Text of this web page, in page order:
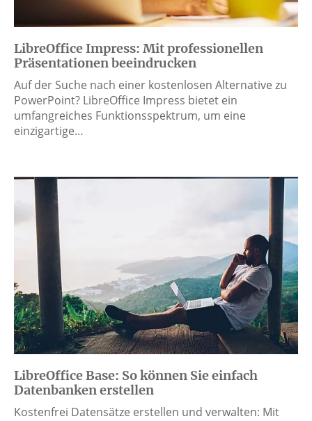
LibreOffice Impress: Mit professionellen
Präsentationen beeindrucken
Auf der Suche nach einer kostenlosen Alternative zu
PowerPoint? LibreOffice Impress bietet ein
umfangreiches Funktionsspektrum, um eine
einzigartige…
LibreOffice Base: So können Sie einfach
Datenbanken erstellen
Kostenfrei Datensätze erstellen und verwalten: Mit